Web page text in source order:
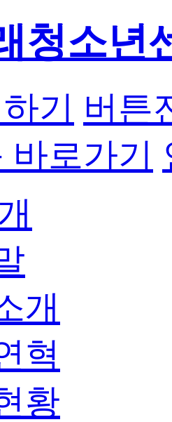
청소년
기 버튼
바로가기
개
혁
황